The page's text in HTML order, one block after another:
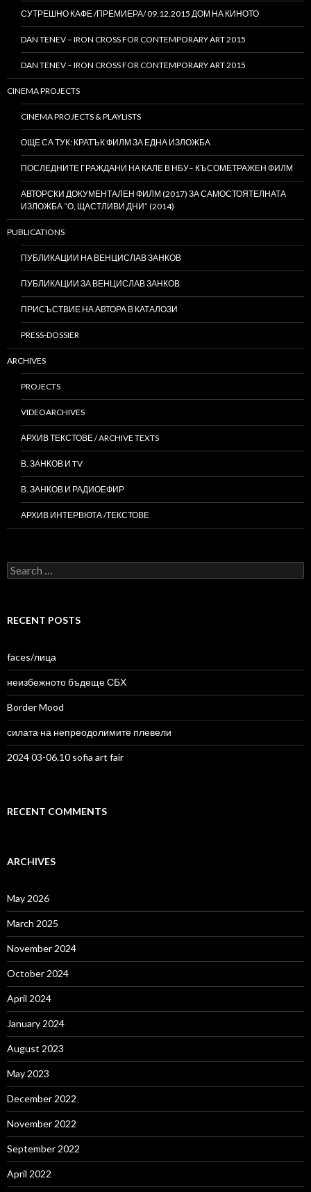
СУТРЕШНО КАФЕ /ПРЕМИЕРА/ 09.12.2015 ДОМ НА КИНОТО
DAN TENEV – IRON CROSS FOR CONTEMPORARY ART 2015
DAN TENEV – IRON CROSS FOR CONTEMPORARY ART 2015
CINEMA PROJECTS
CINEMA PROJECTS & PLAYLISTS
ОЩЕ СА ТУК: КРАТЪК ФИЛМ ЗА ЕДНА ИЗЛОЖБА
ПОСЛЕДНИТЕ ГРАЖДАНИ НА КАЛЕ В НБУ– КЪСОМЕТРАЖЕН ФИЛМ
АВТОРСКИ ДОКУМЕНТАЛЕН ФИЛМ (2017) ЗА САМОСТОЯТЕЛНАТА
ИЗЛОЖБА “О, ЩАСТЛИВИ ДНИ” (2014)
PUBLICATIONS
ПУБЛИКАЦИИ НА ВЕНЦИСЛАВ ЗАНКОВ
ПУБЛИКАЦИИ ЗА ВЕНЦИСЛАВ ЗАНКОВ
ПРИСЪСТВИЕ НА АВТОРА В КАТАЛОЗИ
PRESS-DOSSIER
ARCHIVES
PROJECTS
VIDEOARCHIVES
АРХИВ ТЕКСТОВЕ / ARCHIVE TEXTS
В. ЗАНКОВ И TV
В. ЗАНКОВ И РАДИОЕФИР
АРХИВ ИНТЕРВЮТА /ТЕКСТОВЕ
Search
for:
RECENT POSTS
faces/лица
неизбежното бъдеще СБХ
Border Mood
силата на непреодолимите плевели
2024 03-06.10 sofia art fair
RECENT COMMENTS
ARCHIVES
May 2026
March 2025
November 2024
October 2024
April 2024
January 2024
August 2023
May 2023
December 2022
November 2022
September 2022
April 2022